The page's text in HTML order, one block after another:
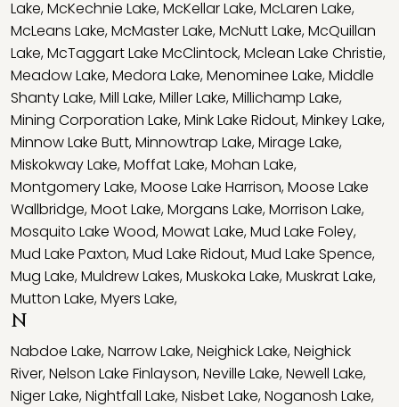
Lake,McKechnie Lake,McKellar Lake,McLaren Lake,
McLeans Lake,McMaster Lake,McNutt Lake,McQuillan
Lake,McTaggart Lake McClintock,Mclean Lake Christie,
Meadow Lake,Medora Lake,Menominee Lake,Middle
Shanty Lake,Mill Lake,Miller Lake,Millichamp Lake,
Mining Corporation Lake,Mink Lake Ridout,Minkey Lake,
Minnow Lake Butt,Minnowtrap Lake,Mirage Lake,
Miskokway Lake,Moffat Lake,Mohan Lake,
Montgomery Lake,Moose Lake Harrison,Moose Lake
Wallbridge,Moot Lake,Morgans Lake,Morrison Lake,
Mosquito Lake Wood,Mowat Lake,Mud Lake Foley,
Mud Lake Paxton,Mud Lake Ridout,Mud Lake Spence,
Mug Lake,Muldrew Lakes,Muskoka Lake,Muskrat Lake,
Mutton Lake,Myers Lake,
N
Nabdoe Lake,Narrow Lake,Neighick Lake,Neighick
River,Nelson Lake Finlayson,Neville Lake,Newell Lake,
Niger Lake,Nightfall Lake,Nisbet Lake,Noganosh Lake,